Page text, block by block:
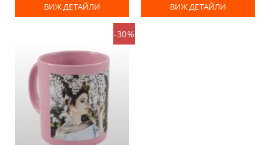
ВИЖ ДЕТАЙЛИ ВИЖ ДЕТАЙЛИ
-30%